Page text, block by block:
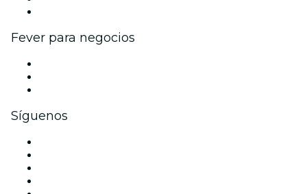
Fever para negocios
Síguenos